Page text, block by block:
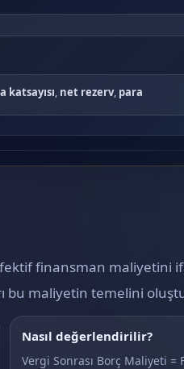
katsayısı, net rezerv, para
finansman maliyetini
bu maliyetin temelini
Nasıl değerlendirilir?
Vergi Sonrası Borç Maliyeti =